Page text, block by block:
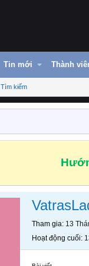
Tin mới Thành
Tìm kiếm
Tham gia 13
Hoạt động cuối